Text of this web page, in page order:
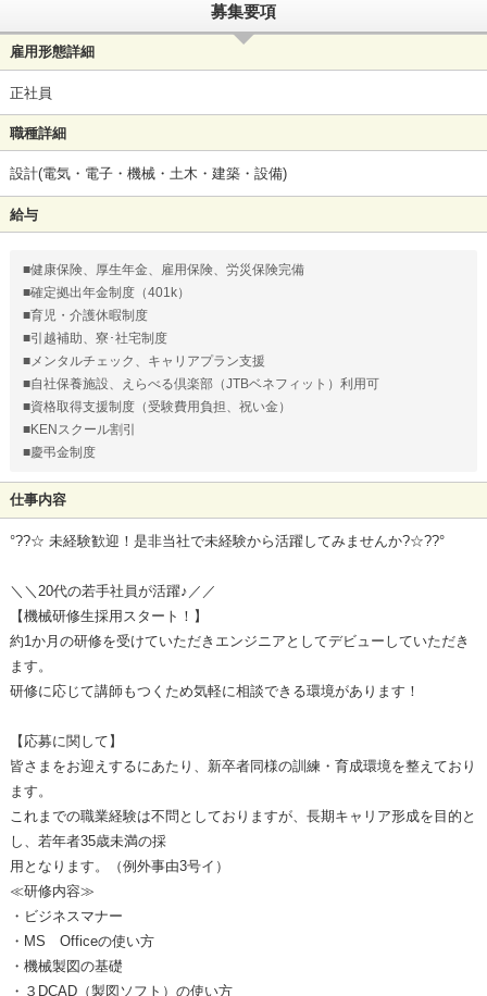
募集要項
雇用形態詳細
正社員
職種詳細
設計(電気・電子・機械・土木・建築・設備)
給与
■健康保険、厚生年金、雇用保険、労災保険完備
■確定拠出年金制度（401k）
■育児・介護休暇制度
■引越補助、寮･社宅制度
■メンタルチェック、キャリアプラン支援
■自社保養施設、えらべる倶楽部（JTBベネフィット）利用可
■資格取得支援制度（受験費用負担、祝い金）
■KENスクール割引
■慶弔金制度
仕事内容
°??☆ 未経験歓迎！是非当社で未経験から活躍してみませんか?☆??°
＼＼20代の若手社員が活躍♪／／
【機械研修生採用スタート！】
約1か月の研修を受けていただきエンジニアとしてデビューしていただき
ます。
研修に応じて講師もつくため気軽に相談できる環境があります！
【応募に関して】
皆さまをお迎えするにあたり、新卒者同様の訓練・育成環境を整えており
ます。
これまでの職業経験は不問としておりますが、長期キャリア形成を目的と
し、若年者35歳未満の採
用となります。（例外事由3号イ）
≪研修内容≫
・ビジネスマナー
・MS Officeの使い方
・機械製図の基礎
・３DCAD（製図ソフト）の使い方